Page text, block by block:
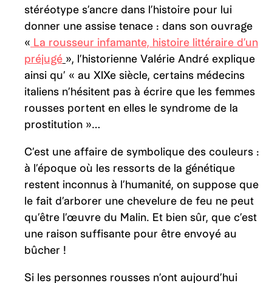
stéréotype s’ancre dans l’histoire pour lui
donner une assise tenace : dans son ouvrage
« La rousseur infamante, histoire littéraire d’un
préjugé », l’historienne Valérie André explique
ainsi qu’ « au XIXe siècle, certains médecins
italiens n’hésitent pas à écrire que les femmes
rousses portent en elles le syndrome de la
prostitution »…
C’est une affaire de symbolique des couleurs :
à l’époque où les ressorts de la génétique
restent inconnus à l’humanité, on suppose que
le fait d’arborer une chevelure de feu ne peut
qu’être l’œuvre du Malin. Et bien sûr, que c’est
une raison suffisante pour être envoyé au
bûcher !
Si les personnes rousses n’ont aujourd’hui